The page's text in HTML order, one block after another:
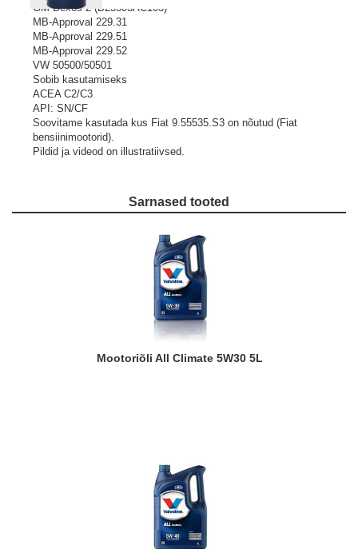
GM Dexos 2 (D23503AC103)
MB-Approval 229.31
MB-Approval 229.51
MB-Approval 229.52
VW 50500/50501
Sobib kasutamiseks
ACEA C2/C3
API: SN/CF
Soovitame kasutada kus Fiat 9.55535.S3 on nõutud (Fiat
bensiinimootorid).
Pildid ja videod on illustratiivsed.
Sarnased tooted
Mootoriõli All Climate 5W30 5L